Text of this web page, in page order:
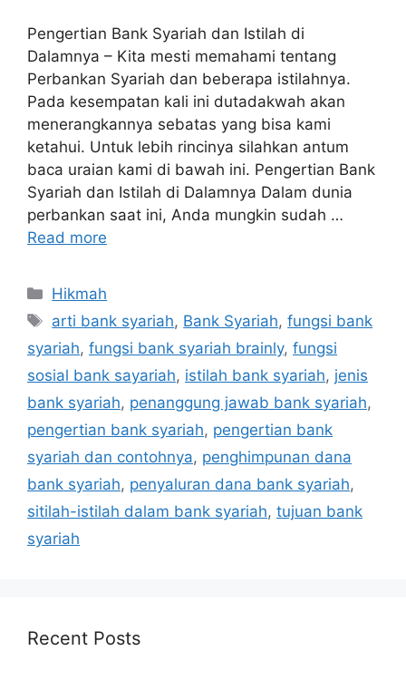
Pengertian Bank Syariah dan Istilah di
Dalamnya – Kita mesti memahami tentang
Perbankan Syariah dan beberapa istilahnya.
Pada kesempatan kali ini dutadakwah akan
menerangkannya sebatas yang bisa kami
ketahui. Untuk lebih rincinya silahkan antum
baca uraian kami di bawah ini. Pengertian Bank
Syariah dan Istilah di Dalamnya Dalam dunia
perbankan saat ini, Anda mungkin sudah …
Read more
Categories
Hikmah
Tags
arti bank syariah, Bank Syariah,fungsi bank
syariah, fungsi bank syariah brainly, fungsi
sosial bank sayariah, istilah bank syariah, jenis
bank syariah, penanggung jawab bank syariah,
pengertian bank syariah, pengertian bank
syariah dan contohnya, penghimpunan dana
bank syariah, penyaluran dana bank syariah,
sitilah-istilah dalam bank syariah, tujuan bank
syariah
Recent Posts